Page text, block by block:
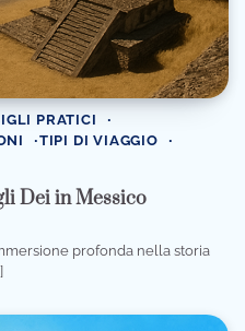
PRATICI
TIPI DI VIAGGIO
Dei in Messico
profonda nella storia